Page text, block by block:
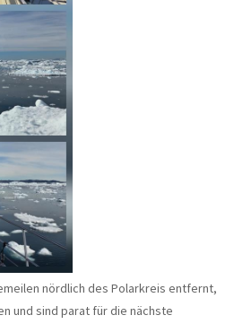
nördlich des Polarkreis entfernt,
und sind parat für die nächste